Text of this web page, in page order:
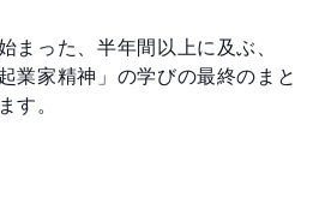
まった、半年間以上に及ぶ、
業家精神」の学びの最終のまと
す。